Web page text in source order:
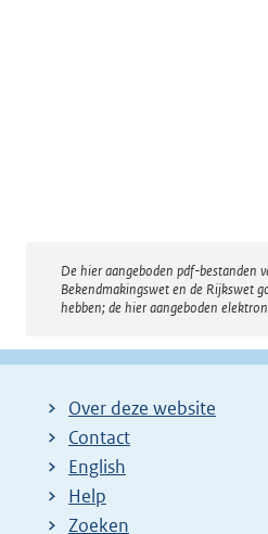
Disclaimer
De hier aangeboden pdf-bestanden
Bekendmakingswet en de Rijkswet
hebben; de hier aangeboden
Over deze website
Contact
English
Help
Zoeken